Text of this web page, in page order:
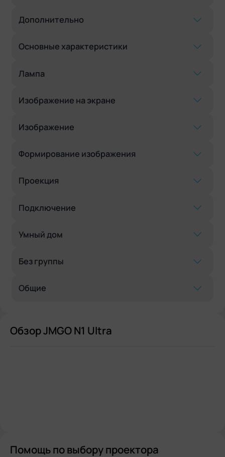
Дополнительно
Основные характеристики
Лампа
Изображение на экране
Изображение
Формирование изображения
Проекция
Подключение
Умный дом
Без группы
Общие
Обзор JMGO N1 Ultra
Помощь по выбору проектора